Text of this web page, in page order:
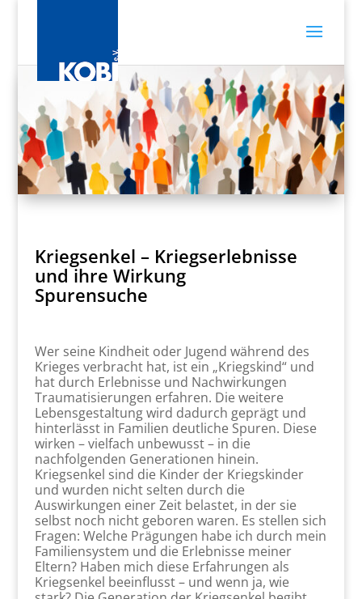
Kriegsenkel – Kriegserlebnisse
und ihre Wirkung
Spurensuche
Wer seine Kindheit oder Jugend während des
Krieges verbracht hat, ist ein „Kriegskind“ und
hat durch Erlebnisse und Nachwirkungen
Traumatisierungen erfahren. Die weitere
Lebensgestaltung wird dadurch geprägt und
hinterlässt in Familien deutliche Spuren. Diese
wirken – vielfach unbewusst – in die
nachfolgenden Generationen hinein.
Kriegsenkel sind die Kinder der Kriegskinder
und wurden nicht selten durch die
Auswirkungen einer Zeit belastet, in der sie
selbst noch nicht geboren waren. Es stellen sich
Fragen: Welche Prägungen habe ich durch mein
Familiensystem und die Erlebnisse meiner
Eltern? Haben mich diese Erfahrungen als
Kriegsenkel beeinflusst – und wenn ja, wie